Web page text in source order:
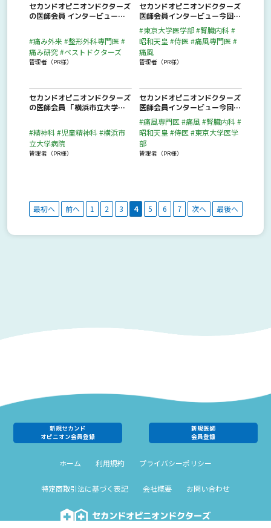
セカンドオピニオンドクターズ
の医師会員 インタービュー動
ンタービュー動画」 が公開さ
れました。
#痛み外来 #整形外科専門医 #
痛み研究#ベストドクターズ
管理者（PR様）
セカンドオピニオンドクターズ
医師会員インタービュー今回
は、内田俊也先生に聞きまし
た。「東京大学医学部入学後
に、腎臓内科を選択し、米国留
学を実現させた大きなきっかけ
と 興味の源泉とは・・・」が
#東京大学医学部#腎臓内科#
昭和天皇 #侍医 #痛風専門医 #
痛風
管理者（PR様）
セカンドオピニオンドクターズ
の医師会員 「横浜市立大学の
タービュー動画」 が公開され
ました。
#精神科#児童精神科#横浜市
立大学病院
管理者（PR様）
セカンドオピニオンドクターズ
医師会員インタービュー今回
は、内田俊也先生に聞きまし
た。「昭和天皇の侍医を勤める
ようになった医師はどのように
して医学に目覚め、東京大学医
学部に進むようになっていった
#痛風専門医 #痛風#腎臓内科#
昭和天皇 #侍医 #東京大学医学
部
管理者（PR様）
最初へ 前へ 1 2 3 4 5 6 7 次へ 最後へ
新規セカンド
オピニオン会員登録
新規医師
会員登録
ホーム 利用規約 プライバシーポリシー
特定商取引法に基づく表記 会社概要 お問い合わせ
セカンドオピニオンドクターズ